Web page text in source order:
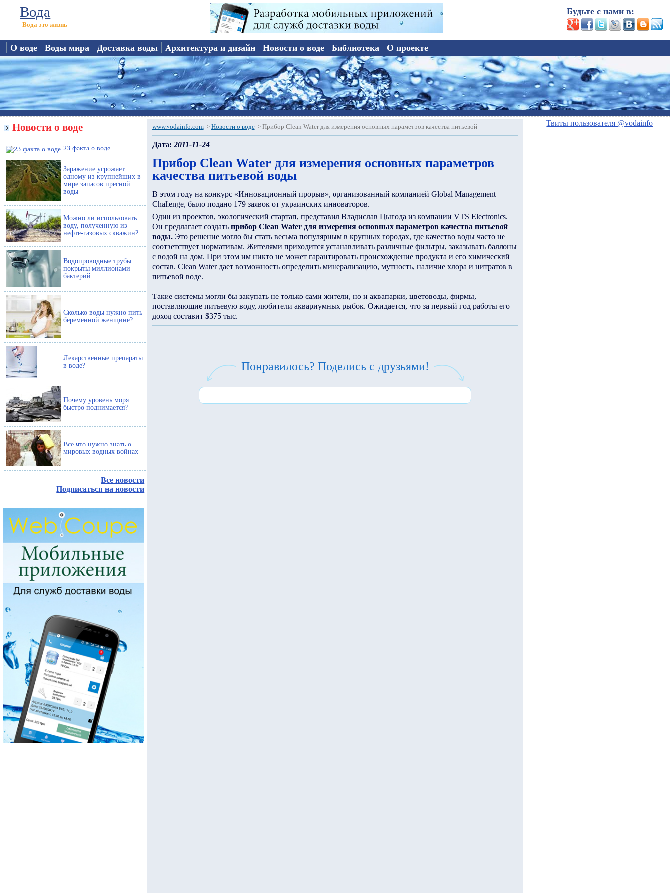
Вода
Вода это жизнь
Будьте с нами в:
О воде Воды мира Доставка воды Архитектура и дизайн Новости о воде Библиотека О проекте
Новости о воде
23 факта о воде
Заражение угрожает
одному из крупнейших в
мире запасов пресной
воды
Можно ли использовать
воду, полученную из
нефте-газовых скважин?
Водопроводные трубы
покрыты миллионами
бактерий
Сколько воды нужно пить
беременной женщине?
Лекарственные препараты
в воде?
Почему уровень моря
быстро поднимается?
Все что нужно знать о
мировых водных войнах
Все новости
Подписаться на новости
www.vodainfo.com > Новости о воде > Прибор Clean Water для измерения основных параметров качества питьевой
Дата: 2011-11-24
Прибор Clean Water для измерения основных параметров
качества питьевой воды
В этом году на конкурс «Инновационный прорыв», организованный компанией Global Management
Challenge, было подано 179 заявок от украинских инноваторов.
Oдин из проектов, экологический стартап, представил Владислав Цыгода из компании VTS Electronics.
Он предлагает создать прибор Clean Water для измерения основных параметров качества питьевой
воды.Это решение могло бы стать весьма популярным в крупных городах, где качество воды часто не
соответствует нормативам. Жителями приходится устанавливать различные фильтры, заказывать баллоны
с водой на дом. При этом им никто не может гарантировать происхождение продукта и его химический
состав. Clean Water дает возможность определить минерализацию, мутность, наличие хлора и нитратов в
питьевой воде.
Такие системы могли бы закупать не только сами жители, но и аквапарки, цветоводы, фирмы,
поставляющие питьевую воду, любители аквариумных рыбок. Ожидается, что за первый год работы его
доход составит $375 тыс.
Понравилось? Поделись с друзьями!
Твиты пользователя @vodainfo